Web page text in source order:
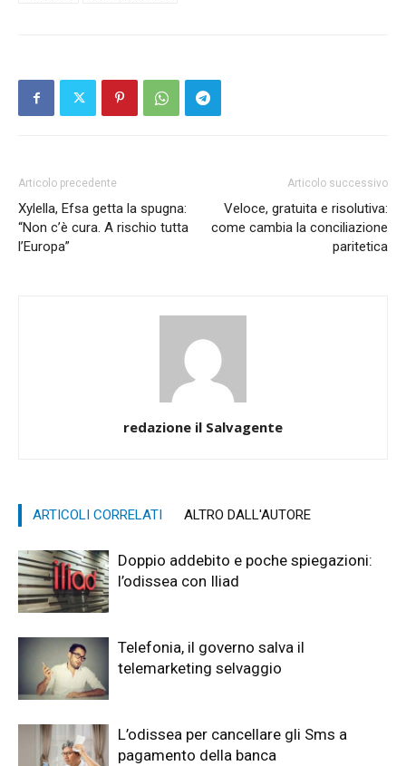
Articolo precedente
Xylella, Efsa getta la spugna:
“Non c’è cura. A rischio tutta
l’Europa”
Articolo successivo
Veloce, gratuita e risolutiva:
come cambia la conciliazione
paritetica
redazione il Salvagente
ARTICOLI CORRELATI ALTRO DALL'AUTORE
Doppio addebito e poche spiegazioni:
l’odissea con Iliad
Telefonia, il governo salva il
telemarketing selvaggio
L’odissea per cancellare gli Sms a
pagamento della banca